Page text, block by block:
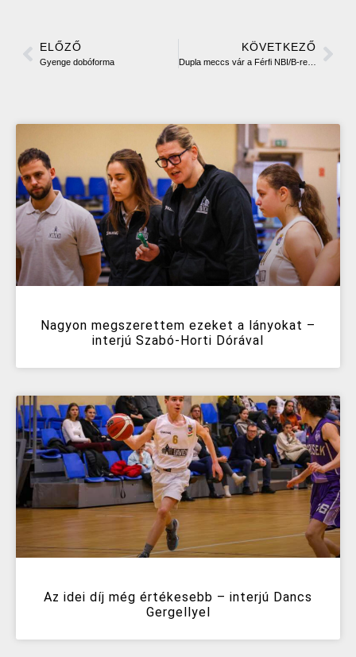
ELŐZŐ
Gyenge dobóforma
KÖVETKEZŐ
Dupla meccs vár a Férfi NBI/B-re a héten
Nagyon megszerettem ezeket a lányokat –
interjú Szabó-Horti Dórával
Az idei díj még értékesebb – interjú Dancs
Gergellyel